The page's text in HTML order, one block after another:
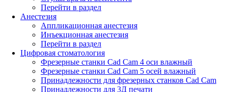
Перейти в раздел
Анестезия
Аппликационная анестезия
Инъекционная анестезия
Перейти в раздел
Цифровая стоматология
Фрезерные станки Cad Cam 4 оси влажный
Фрезерные станки Cad Cam 5 осей влажный
Принадлежности для фрезерных станков Cad Cam
Принадлежности для 3Д печати